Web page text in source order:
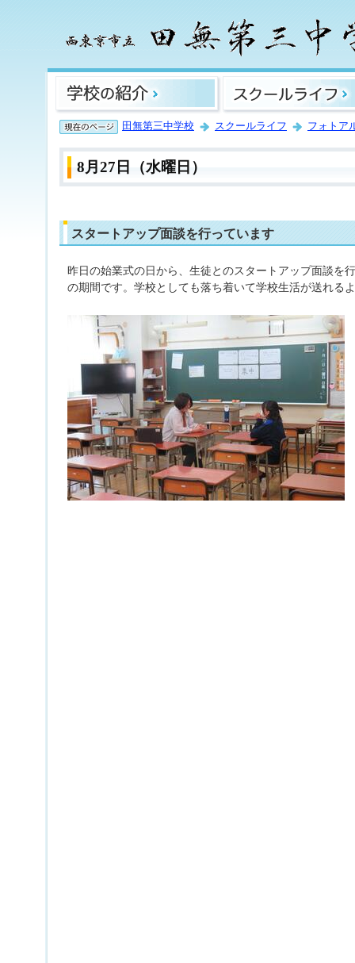
田無第三中学校 スクールライフ フォトア
8月27日（水曜日）
スタートアップ面談を行っています
昨日の始業式の日から、生徒とのスタートアップ面談を
の期間です。学校としても落ち着いて学校生活が送れる